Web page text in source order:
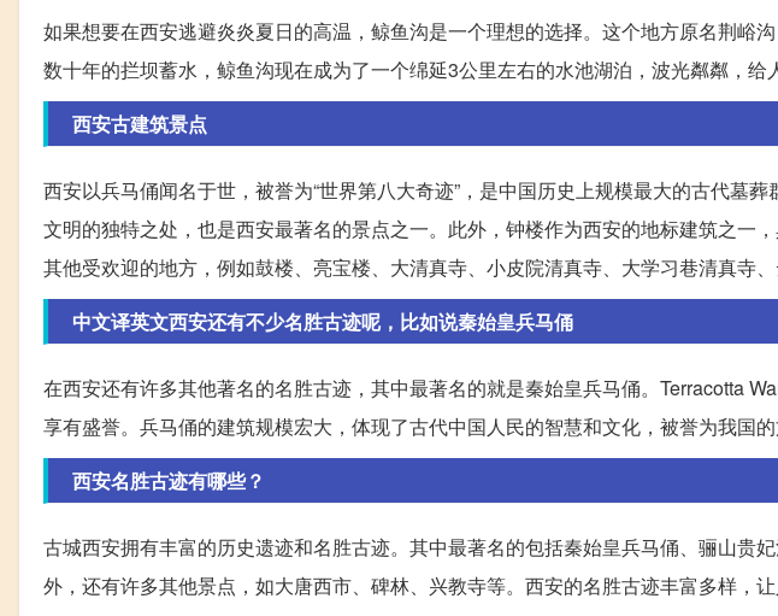
如果想要在西安逃避炎炎夏日的高温，鲸鱼沟是一个理想的选择。这个地方原名荆峪
数十年的拦坝蓄水，鲸鱼沟现在成为了一个绵延3公里左右的水池湖泊，波光粼粼，给
西安古建筑景点
西安以兵马俑闻名于世，被誉为“世界第八大奇迹”，是中国历史上规模最大的古代墓
文明的独特之处，也是西安最著名的景点之一。此外，钟楼作为西安的地标建筑之一
其他受欢迎的地方，例如鼓楼、亮宝楼、大清真寺、小皮院清真寺、大学习巷清真寺、
中文译英文西安还有不少名胜古迹呢，比如说秦始皇兵马俑
在西安还有许多其他著名的名胜古迹，其中最著名的就是秦始皇兵马俑。Terracotta
享有盛誉。兵马俑的建筑规模宏大，体现了古代中国人民的智慧和文化，被誉为我国的
西安名胜古迹有哪些？
古城西安拥有丰富的历史遗迹和名胜古迹。其中最著名的包括秦始皇兵马俑、骊山贵
外，还有许多其他景点，如大唐西市、碑林、兴教寺等。西安的名胜古迹丰富多样，让